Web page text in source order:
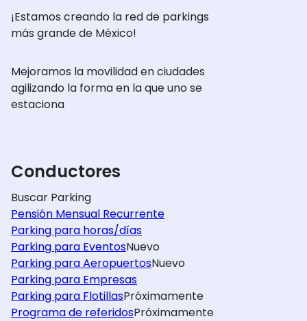
¡Estamos creando la red de parkings
más grande de México!
Mejoramos la movilidad en ciudades
agilizando la forma en la que uno se
estaciona
Conductores
Buscar Parking
Pensión Mensual Recurrente
Parking para horas/días
Parking para EventosNuevo
Parking para AeropuertosNuevo
Parking para Empresas
Parking para FlotillasPróximamente
Programa de referidosPróximamente